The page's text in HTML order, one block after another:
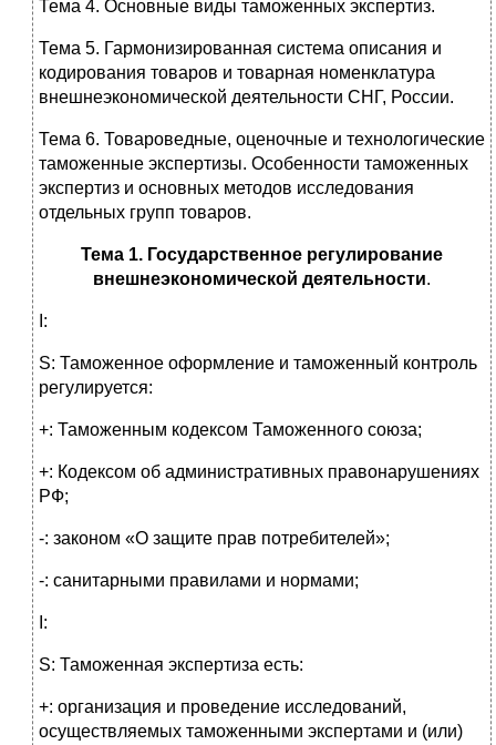
Тема 4. Основные виды таможенных экспертиз.
Тема 5. Гармонизированная система описания и
кодирования товаров и товарная номенклатура
внешнеэкономической деятельности СНГ, России.
Тема 6. Товароведные, оценочные и технологические
таможенные экспертизы. Особенности таможенных
экспертиз и основных методов исследования
отдельных групп товаров.
Тема 1. Государственное регулирование
внешнеэкономической деятельности.
I:
S: Таможенное оформление и таможенный контроль
регулируется:
+: Таможенным кодексом Таможенного союза;
+: Кодексом об административных правонарушениях
РФ;
-: законом «О защите прав потребителей»;
-: санитарными правилами и нормами;
I:
S: Таможенная экспертиза есть:
+: организация и проведение исследований,
осуществляемых таможенными экспертами и (или)